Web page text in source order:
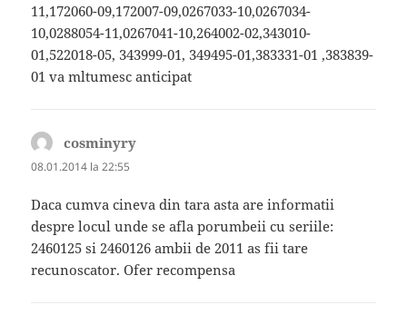
11,172060-09,172007-09,0267033-10,0267034-
10,0288054-11,0267041-10,264002-02,343010-
01,522018-05, 343999-01, 349495-01,383331-01 ,383839-
01 va mltumesc anticipat
cosminyry
08.01.2014 la 22:55
Daca cumva cineva din tara asta are informatii
despre locul unde se afla porumbeii cu seriile:
2460125 si 2460126 ambii de 2011 as fii tare
recunoscator. Ofer recompensa